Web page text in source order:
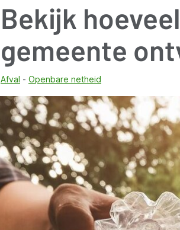
Bekijk
gemeente
Afval Openbare netheid